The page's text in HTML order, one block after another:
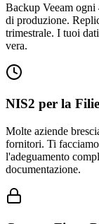
Backup Veeam ogni
di produzione.
trimestrale. I tuoi
vera.
NIS2 per la
Molte aziende
fornitori. Ti facciamo
l'adeguamento
documentazione.